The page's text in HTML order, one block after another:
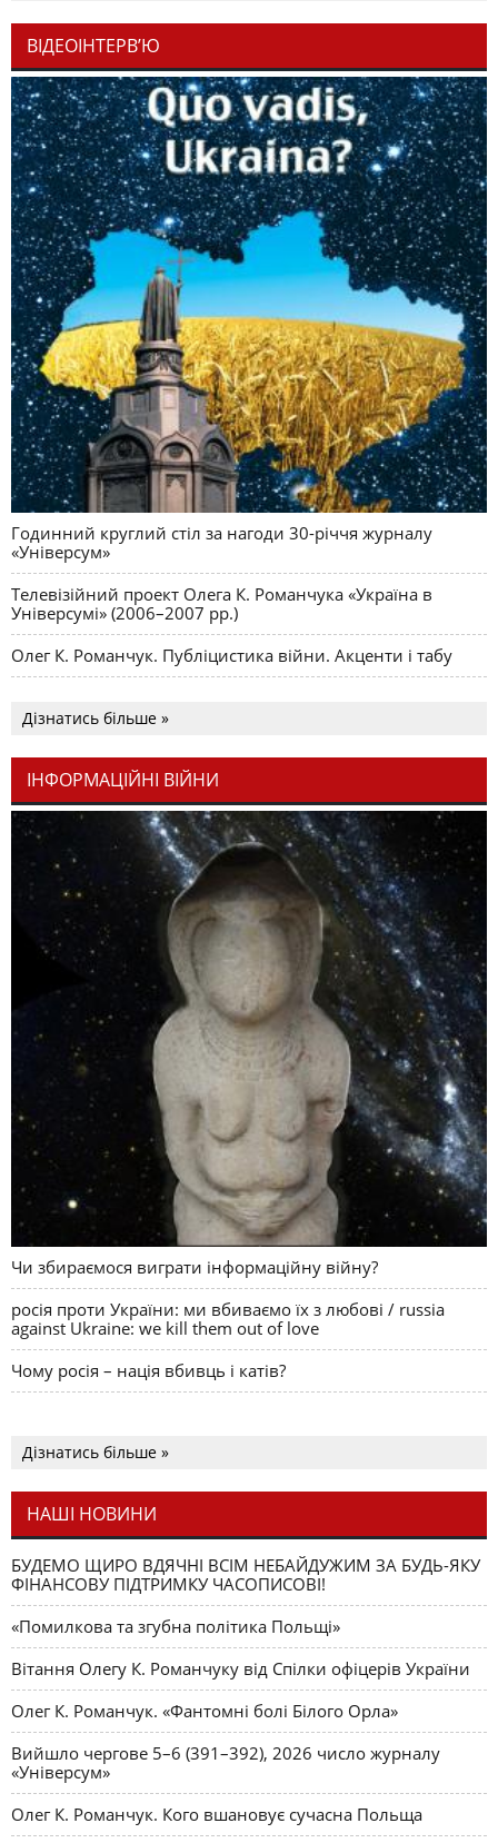
ВІДЕОІНТЕРВ’Ю
Годинний круглий стіл за нагоди 30-річчя журналу
«Універсум»
Телевізійний проект Олега К. Романчука «Україна в
Універсумі» (2006–2007 рр.)
Олег К. Романчук. Публіцистика війни. Акценти і табу
Дізнатись більше »
ІНФОРМАЦІЙНІ ВІЙНИ
Чи збираємося виграти інформаційну війну?
росія проти України: ми вбиваємо їх з любові / russia
against Ukraine: we kill them out of love
Чому росія – нація вбивць і катів?
Дізнатись більше »
НАШІ НОВИНИ
БУДЕМО ЩИРО ВДЯЧНІ ВСІМ НЕБАЙДУЖИМ ЗА БУДЬ-ЯКУ
ФІНАНСОВУ ПІДТРИМКУ ЧАСОПИСОВІ!
«Помилкова та згубна політика Польщі»
Вітання Олегу К. Романчуку від Спілки офіцерів України
Олег К. Романчук. «Фантомні болі Білого Орла»
Вийшло чергове 5–6 (391–392), 2026 число журналу
«Універсум»
Олег К. Романчук. Кого вшановує сучасна Польща